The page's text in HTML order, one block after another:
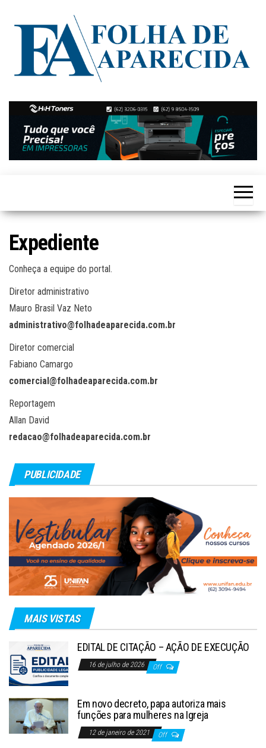
Folha de
Aparecida
Notícias
de
Aparecida
de
Goiânia
Expediente
Conheça a equipe do portal.
Diretor administrativo
Mauro Brasil Vaz Neto
administrativo@folhadeaparecida.com.br
Diretor comercial
Fabiano Camargo
comercial@folhadeaparecida.com.br
Reportagem
Allan David
redacao@folhadeaparecida.com.br
PUBLICIDADE
MAIS VISTAS
EDITAL DE CITAÇÃO – AÇÃO DE EXECUÇÃO
16 de julho de 2026 Off
Em novo decreto, papa autoriza mais
funções para mulheres na Igreja
12 de janeiro de 2021 Off